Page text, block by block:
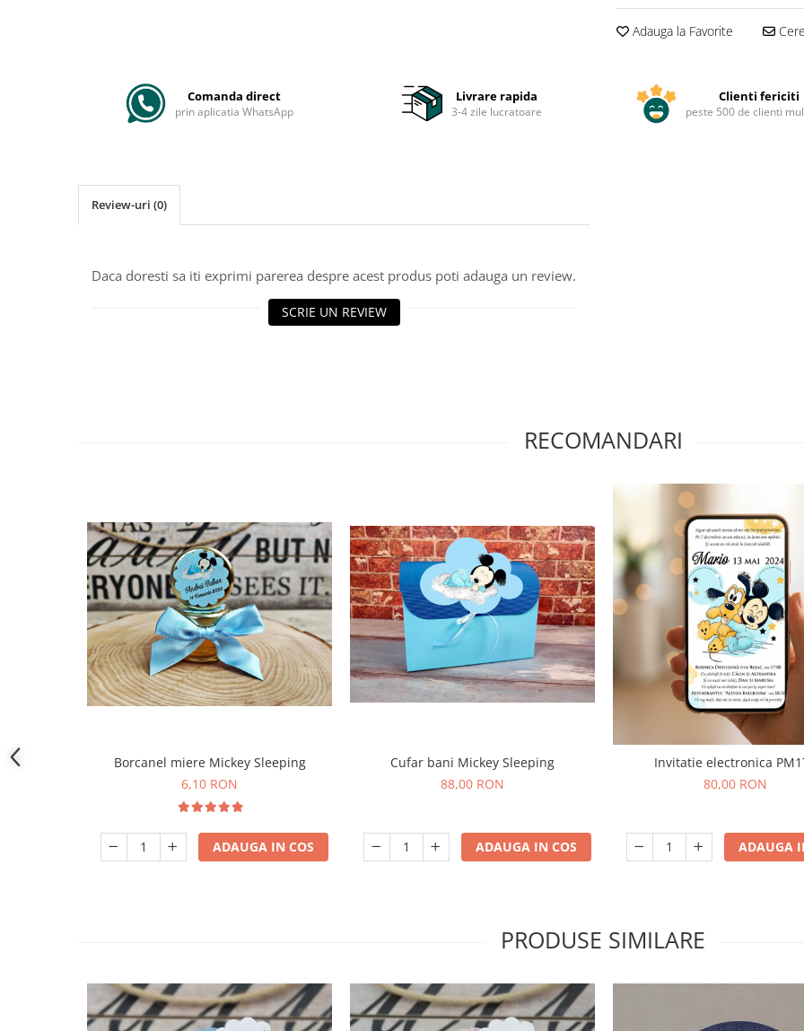
Adauga la Favorite
Comanda direct
prin aplicatia WhatsApp
Livrare rapida
3-4 zile lucratoare
Clienti fericiti
peste 500 de clienti
Review-uri (0)
Daca doresti sa iti exprimi parerea despre acest produs poti adauga un review.
SCRIE UN REVIEW
RECOMANDARI
Borcanel miere Mickey Sleeping
6,10 RON
ADAUGA IN COS
Cufar bani Mickey Sleeping
88,00 RON
ADAUGA IN COS
Invitatie electronica
80,00 RON
ADAUGA
PRODUSE SIMILARE